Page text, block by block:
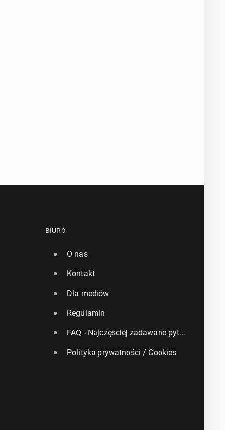
BIURO
O nas
Kontakt
Dla mediów
Regulamin
FAQ - Najczęściej zadawane pytania
Polityka prywatności / Cookies